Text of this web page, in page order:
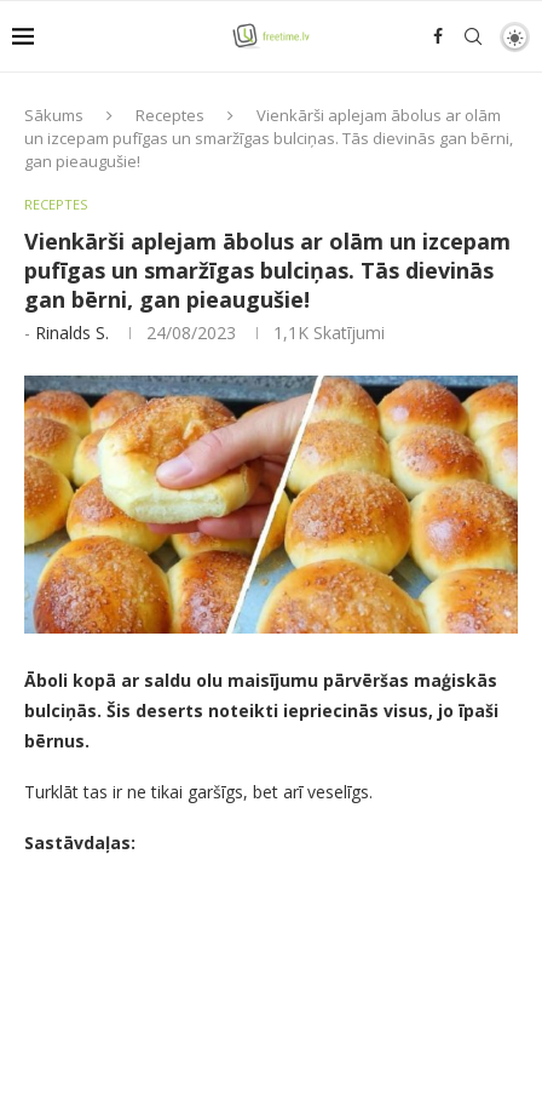
Sākums Receptes
Vienkārši aplejam ābolus ar olām
un izcepam pufīgas un smaržīgas bulciņas. Tās dievinās gan bērni,
gan pieaugušie!
RECEPTES
Vienkārši aplejam ābolus ar olām un izcepam
pufīgas un smaržīgas bulciņas. Tās dievinās
gan bērni, gan pieaugušie!
- Rinalds S. 24/08/2023 1,1K Skatījumi
Āboli kopā ar saldu olu maisījumu pārvēršas maģiskās
bulciņās. Šis deserts noteikti iepriecinās visus, jo īpaši
bērnus.
Turklāt tas ir ne tikai garšīgs, bet arī veselīgs.
Sastāvdaļas: